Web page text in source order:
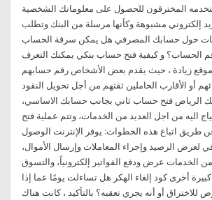
المخترقون للحصول على معلوماتك الشخصية
إلكتروني مشبوهة وكأنها مرسلة من البنك وتطلب
حول حسابك المصرفي هل يمكن سرقة الحساب
الحساب؟ و كيفية فتح حساب بنكي يمكنك التعرف
موقع زيادة ، حيث يقدم بعض الأشخاص رقم حسابهم
أو الأقارب الحاملين ثقتهم من أجل تحويل النقود
الرياض فتح حساب ثاني بجانب حسابك الاساسي،
اليه من اجل العديد من الخدمات، وتتم عملية فتح
طريق اتباع هذه الخطوات: يوفر الإنترنت الوصول
لعرض الرصيد وإجراء المعاملات وإرسال الأموال،
الخدمات عرض ودفع الفواتير إلكترونياً، والتسوق
أخرى كود إلغاء الهكر هل تساءلت يومًا عما إذا
للاختراق أو أنه يجري تعقبه؟ بالتأكيد ، كانت هناك